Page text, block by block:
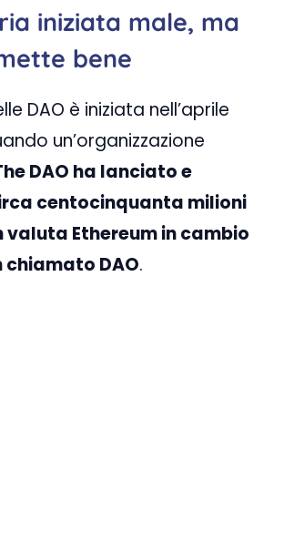
iniziata male, ma
bene
DAO è iniziata nell’aprile
un’organizzazione
DAO ha lanciato e
centocinquanta milioni
valuta Ethereum in cambio
chiamato DAO.